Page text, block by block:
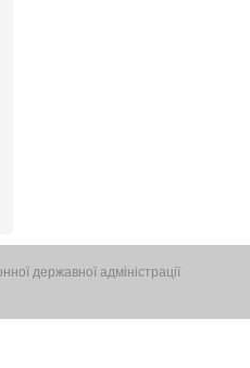
державної адміністрації